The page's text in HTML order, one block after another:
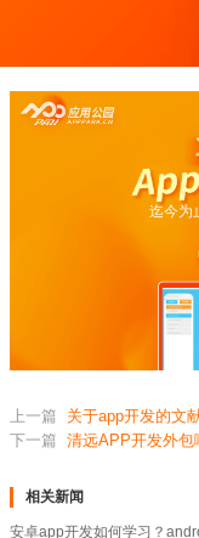
迄今为
上一篇
关于app开发的文
下一篇 清远APP开发外包
相关新闻
安卓app开发如何学习？